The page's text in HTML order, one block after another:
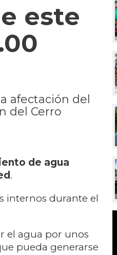
este
afectación del
del Cerro
de agua
.
internos durante el
el agua por unos
pueda generarse